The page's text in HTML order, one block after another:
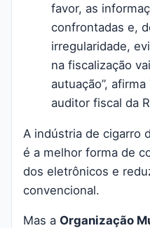
favor, as
confrontadas e,
irregularidade,
na fiscalização
autuação”,
auditor fiscal da
A indústria de cigarro
é a melhor forma de
dos eletrônicos e
convencional.
Mas a Organização